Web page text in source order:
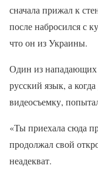
сначала прижал к
после набросился с
что он из Украины.
Один из нападающих
русский язык, а
видеосъемку,
«Ты приехала сюда
продолжал свой
неадекват.